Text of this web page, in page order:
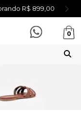
R$ 899,00
0